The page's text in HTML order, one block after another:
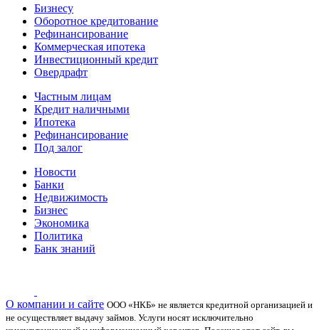
Бизнесу
Оборотное кредитование
Рефинансирование
Коммерческая ипотека
Инвестиционный кредит
Овердрафт
Частным лицам
Кредит наличными
Ипотека
Рефинансирование
Под залог
Новости
Банки
Недвижимость
Бизнес
Экономика
Политика
Банк знаний
О компании и сайте ООО «НКБ» не является кредитной организацией и
не осуществляет выдачу займов. Услуги носят исключительно